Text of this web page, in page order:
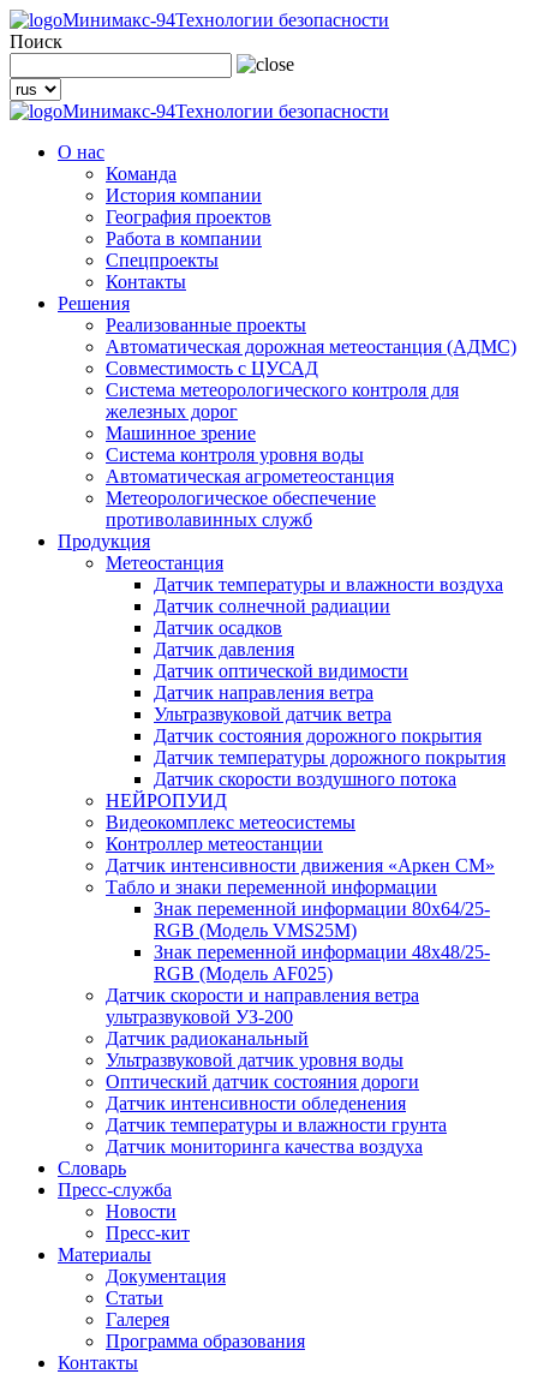
Минимакс-94Технологии безопасности
Поиск
Минимакс-94Технологии безопасности
О нас
Команда
История компании
География проектов
Работа в компании
Спецпроекты
Контакты
Решения
Реализованные проекты
Автоматическая дорожная метеостанция (АДМС)
Совместимость с ЦУСАД
Система метеорологического контроля для
железных дорог
Машинное зрение
Система контроля уровня воды
Автоматическая агрометеостанция
Метеорологическое обеспечение
противолавинных служб
Продукция
Метеостанция
Датчик температуры и влажности воздуха
Датчик солнечной радиации
Датчик осадков
Датчик давления
Датчик оптической видимости
Датчик направления ветра
Ультразвуковой датчик ветра
Датчик состояния дорожного покрытия
Датчик температуры дорожного покрытия
Датчик скорости воздушного потока
НЕЙРОПУИД
Видеокомплекс метеосистемы
Контроллер метеостанции
Датчик интенсивности движения «Аркен СМ»
Табло и знаки переменной информации
Знак переменной информации 80х64/25-
RGB (Модель VMS25M)
Знак переменной информации 48х48/25-
RGB (Модель АF025)
Датчик скорости и направления ветра
ультразвуковой УЗ-200
Датчик радиоканальный
Ультразвуковой датчик уровня воды
Оптический датчик состояния дороги
Датчик интенсивности обледенения
Датчик температуры и влажности грунта
Датчик мониторинга качества воздуха
Словарь
Пресс-служба
Новости
Пресс-кит
Материалы
Документация
Статьи
Галерея
Программа образования
Контакты